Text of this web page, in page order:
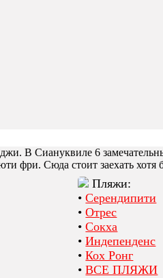
В Сиануквиле 6
фри. Сюда стоит заехать
Пляжи:
•Серендипити
•Отрес
•Сокха
•Индепенденс
•Кох Ронг
•ВСЕ ПЛЯЖИ